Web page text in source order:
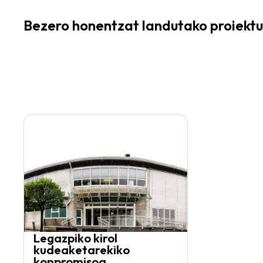
Bezero honentzat landutako
Legazpiko kirol
kudeaketarekiko